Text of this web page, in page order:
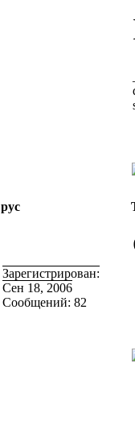
рус
Зарегистрирован:
Сен 18, 2006
Сообщений: 82